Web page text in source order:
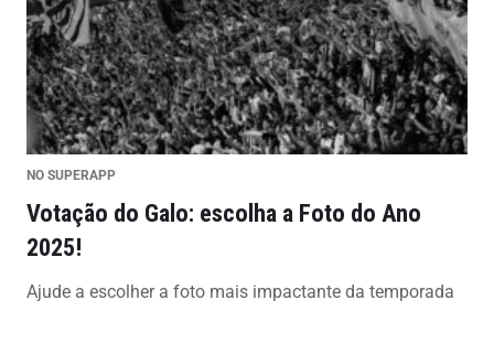
NO SUPERAPP
Votação do Galo: escolha a Foto do Ano
2025!
Ajude a escolher a foto mais impactante da temporada